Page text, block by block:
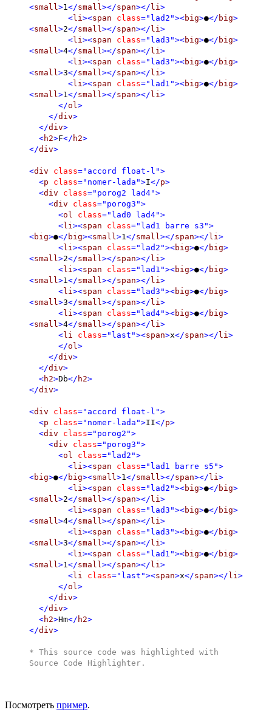
<small>1</small></span></ li>
<li><span class="lad2"><big>●</ big>
<small>2</small></span></ li>
<li><span class="lad3"><big>●</ big>
<small>4</small></span></ li>
<li><span class="lad3"><big>●</ big>
<small>3</small></span></ li>
<li><span class="lad1"><big>●</ big>
<small>1</small></span></ li>
</ol>
</div>
</div>
<h2>F</ h2>
</div>
<div class="accord float-l">
<p class="nomer-lada">I</p>
<div class="porog2 lad4">
<div class="porog3">
<ol class="lad0 lad4">
<li><span class="lad1 barre s3">
<big>●</ big><small>1</small></span></ li>
<li><span class="lad2"><big>●</ big>
<small>2</small></span></ li>
<li><span class="lad1"><big>●</ big>
<small>1</small></span></ li>
<li><span class="lad3"><big>●</ big>
<small>3</small></span></ li>
<li><span class="lad4"><big>●</ big>
<small>4</small></span></ li>
<li class="last"><span>x</span></ li>
</ol>
</div>
</div>
<h2>Db</ h2>
</div>
<div class="accord float-l">
<p class="nomer-lada">II</p>
<div class="porog2">
<div class="porog3">
<ol class="lad2">
<li><span class="lad1 barre s5">
<big>●</ big><small>1</small></span></ li>
<li><span class="lad2"><big>●</ big>
<small>2</small></span></ li>
<li><span class="lad3"><big>●</ big>
<small>4</small></span></ li>
<li><span class="lad3"><big>●</ big>
<small>3</small></span></ li>
<li><span class="lad1"><big>●</ big>
<small>1</small></span></ li>
<li class="last"><span>x</span></ li>
</ol>
</div>
</div>
<h2>Hm</ h2>
</div>
* This source code was highlighted with
Source Code Highlighter .
Посмотреть пример.